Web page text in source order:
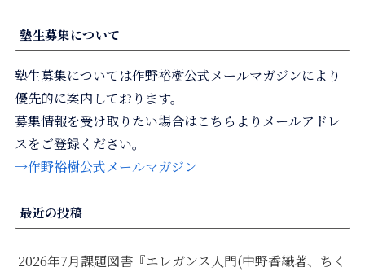
塾生募集について
塾生募集については作野裕樹公式メールマガジンにより
優先的に案内しております。
募集情報を受け取りたい場合はこちらよりメールアドレ
スをご登録ください。
→作野裕樹公式メールマガジン
最近の投稿
2026年7月課題図書『エレガンス入門(中野香織著、ちく